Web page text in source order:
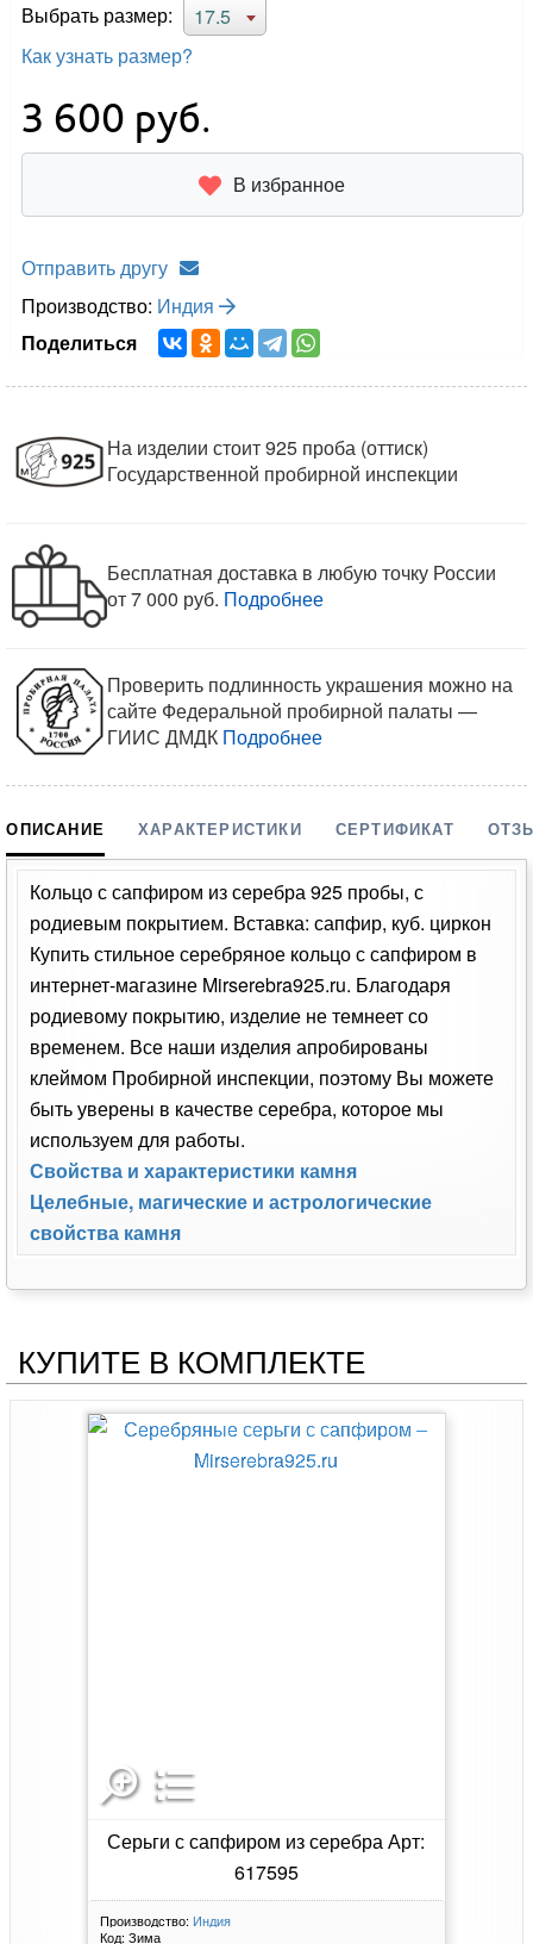
Выбрать размер:
17.5
Как узнать размер?
3 600 руб.
В избранное
Отправить другу
Производство: Индия
Поделиться
На изделии стоит 925 проба (оттиск)
Государственной пробирной инспекции
Бесплатная доставка в любую точку России
от 7 000 руб. Подробнее
Проверить подлинность украшения можно на
сайте Федеральной пробирной палаты —
ГИИС ДМДК Подробнее
ОПИСАНИЕ ХАРАКТЕРИСТИКИ СЕРТИФИКАТ
Кольцо с сапфиром из серебра 925 пробы, с
родиевым покрытием. Вставка: сапфир, куб. циркон
Купить стильное серебряное кольцо с сапфиром в
интернет-магазине Mirserebra925.ru. Благодаря
родиевому покрытию, изделие не темнеет со
временем. Все наши изделия апробированы
клеймом Пробирной инспекции, поэтому Вы можете
быть уверены в качестве серебра, которое мы
используем для работы.
Свойства и характеристики камня
Целебные, магические и астрологические
свойства камня
КУПИТЕ В КОМПЛЕКТЕ
Серьги с сапфиром из серебра Арт:
617595
Производство: Индия
Код: Зима